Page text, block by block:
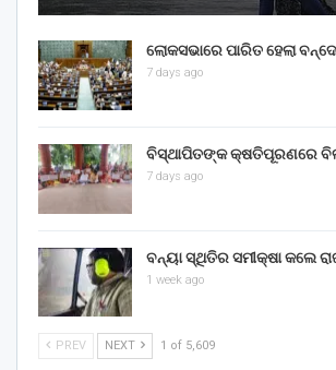
ଲୋକସଭାରେ ପାରିତ ହେଲା
7 days ago
ବିସ୍ଥାପିତଙ୍କ କ୍ଷତିପୂରଣରେ
7 days ago
ବନ୍ୟା ସ୍ଥିତିର ସମୀକ୍ଷା କଲେ
1 week ago
PREV NEXT 1 of 5,609